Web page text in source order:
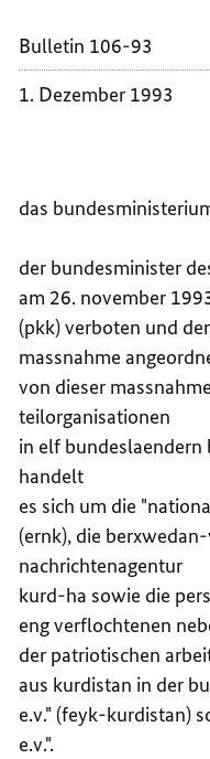
Bulletin 106-93
1. Dezember 1993
das
der bundesminister
am 26. november
(pkk) verboten und
massnahme
von dieser
teilorganisationen
in elf
handelt
es sich um die
(ernk), die
nachrichtenagentur
kurd-ha sowie die
eng verflochtenen
der patriotischen
aus kurdistan in der
e.v." (feyk-kurdistan)
e.v.".